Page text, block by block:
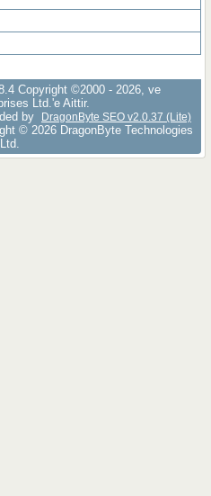
Copyright ©2000 - 2026, ve
Ltd.'e Aittir.
by
DragonByte SEO v2.0.37 (Lite)
© 2026 DragonByte Technologies
Ltd.